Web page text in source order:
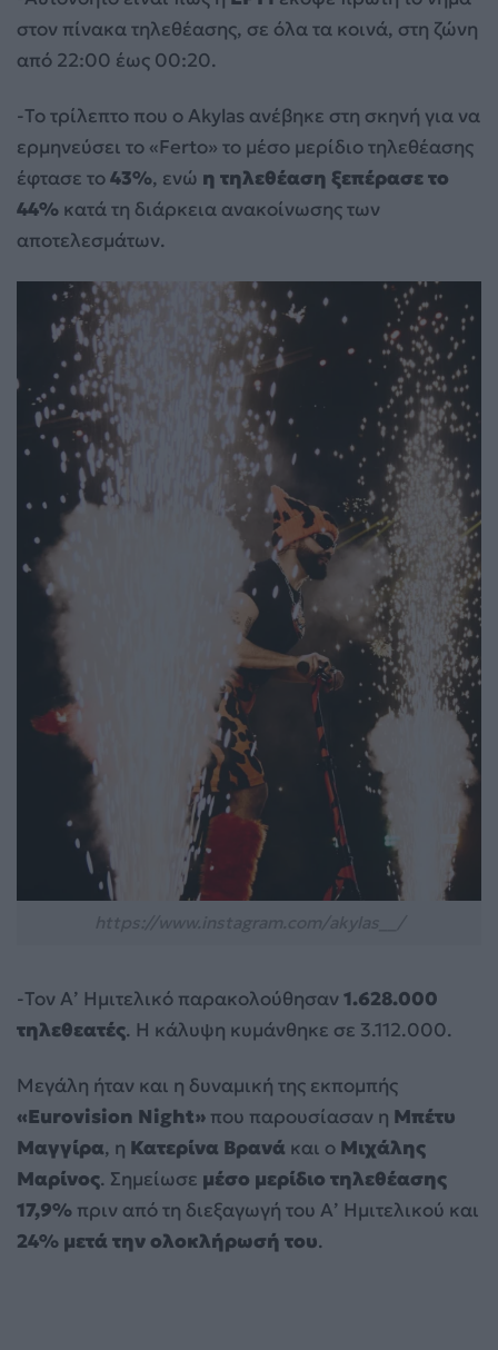
στον πίνακα τηλεθέασης, σε όλα τα κοινά, στη ζώνη
από 22:00 έως 00:20.
-Το τρίλεπτο που ο Akylas ανέβηκε στη σκηνή για να
ερμηνεύσει το «Ferto» το μέσο μερίδιο τηλεθέασης
έφτασε το43%, ενώ η τηλεθέαση ξεπέρασε το
44% κατά τη διάρκεια ανακοίνωσης των
αποτελεσμάτων.
-Τον Α’ Ημιτελικό παρακολούθησαν1.628.000
τηλεθεατές. Η κάλυψη κυμάνθηκε σε 3.112.000.
Μεγάλη ήταν και η δυναμική της εκπομπής
«Eurovision Night» που παρουσίασαν η Μπέτυ
Μαγγίρα, η Κατερίνα Βρανά και ο Μιχάλης
Μαρίνος. Σημείωσε μέσο μερίδιο τηλεθέασης
17,9% πριν από τη διεξαγωγή του Α’ Ημιτελικού και
24% μετά την ολοκλήρωσή του.